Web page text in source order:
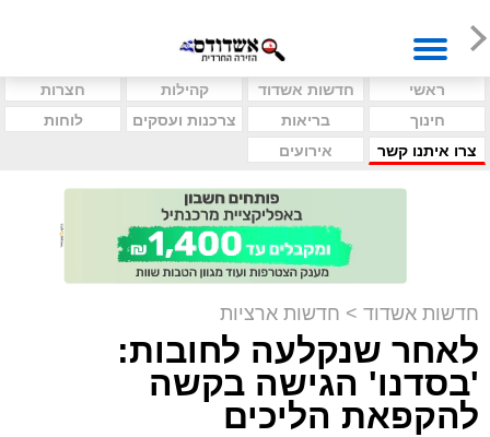
ראשי חדשות אשדוד קהילות
חצרות
חינוך
בריאות צרכנות ועסקים
לוחות
צרו איתנו קשר
אירועים
חדשות אשדוד > חדשות ארציות
לאחר שנקלעה לחובות:
'בסדנו' הגישה בקשה
להקפאת הליכים